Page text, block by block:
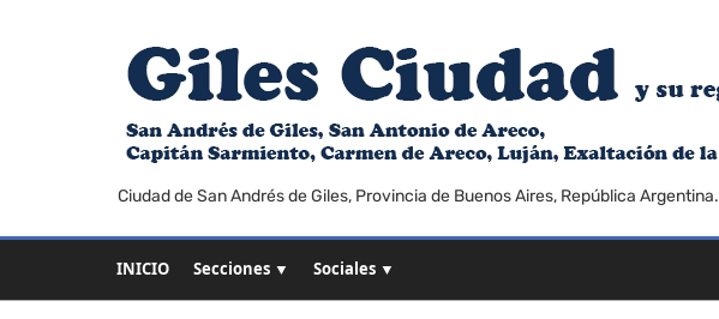
Ciudad de San Andrés de Giles, Provincia de Buenos Aires, República Argentina.
INICIO Secciones ▼ Sociales ▼